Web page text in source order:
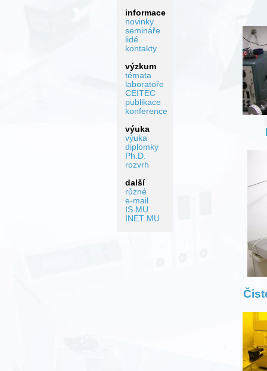
informace
novinky
semináře
lidé
kontakty
výzkum
témata
laboratoře
CEITEC
publikace
konference
výuka
výuka
diplomky
Ph.D.
rozvrh
další
různé
e-mail
IS MU
INET MU